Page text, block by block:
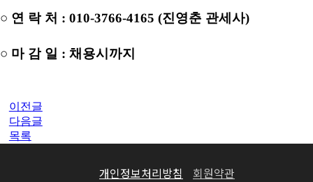
○ 연 락 처 : 010-3766-4165 (진영춘 관세사)
○ 마 감 일 : 채용시까지
이전글
다음글
목록
개인정보처리방침 회원약관